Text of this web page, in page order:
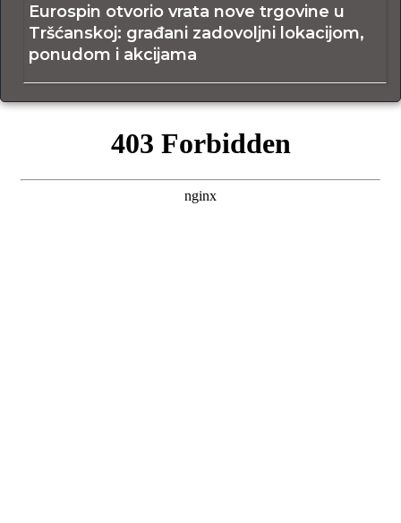
Eurospin otvorio vrata nove trgovine u
Tršćanskoj: građani zadovoljni lokacijom,
ponudom i akcijama